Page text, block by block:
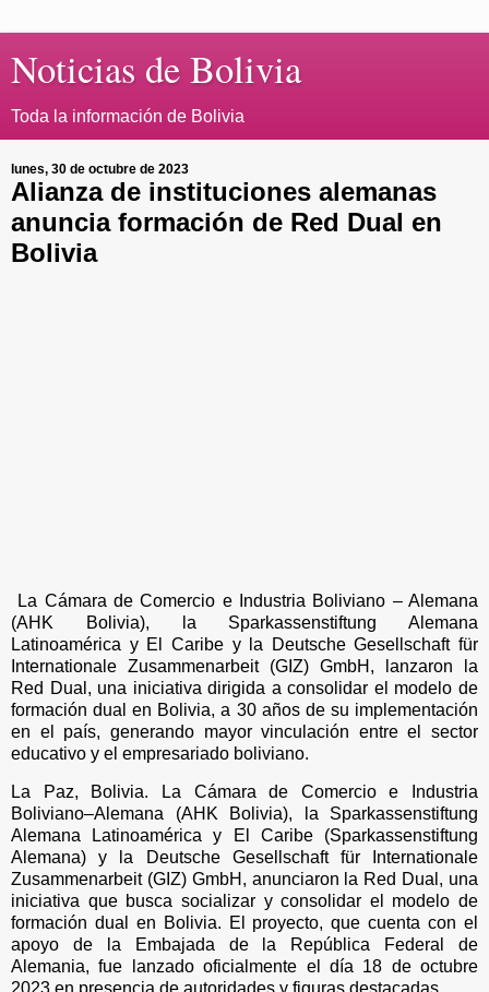
Noticias de Bolivia
Toda la información de Bolivia
lunes, 30 de octubre de 2023
Alianza de instituciones alemanas
anuncia formación de Red Dual en
Bolivia
La Cámara de Comercio e Industria Boliviano – Alemana
(AHK Bolivia), la Sparkassenstiftung Alemana
Latinoamérica y El Caribe y la Deutsche Gesellschaft für
Internationale Zusammenarbeit (GIZ) GmbH, lanzaron la
Red Dual, una iniciativa dirigida a consolidar el modelo de
formación dual en Bolivia, a 30 años de su implementación
en el país, generando mayor vinculación entre el sector
educativo y el empresariado boliviano.
La Paz, Bolivia. La Cámara de Comercio e Industria
Boliviano–Alemana (AHK Bolivia), la Sparkassenstiftung
Alemana Latinoamérica y El Caribe (Sparkassenstiftung
Alemana) y la Deutsche Gesellschaft für Internationale
Zusammenarbeit (GIZ) GmbH, anunciaron la Red Dual, una
iniciativa que busca socializar y consolidar el modelo de
formación dual en Bolivia. El proyecto, que cuenta con el
apoyo de la Embajada de la República Federal de
Alemania, fue lanzado oficialmente el día 18 de octubre